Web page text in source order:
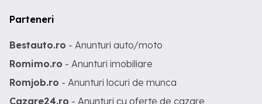
Parteneri
Bestauto.ro - Anunturi auto/moto
Romimo.ro - Anunturi imobiliare
Romjob.ro - Anunturi locuri de munca
Cazare24.ro - Anunturi cu oferte de cazare